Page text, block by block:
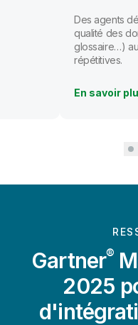
Des agents
qualité des
glossaire…)
répétitives.
En savoir
Gartner®
2025